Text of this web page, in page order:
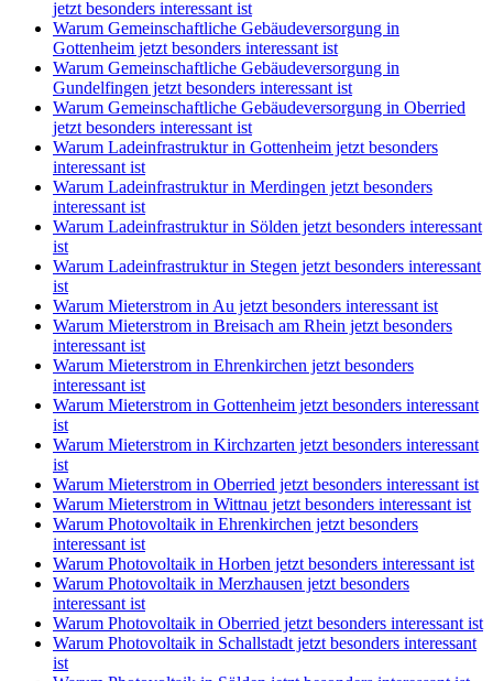
jetzt besonders interessant ist
Warum Gemeinschaftliche Gebäudeversorgung in
Gottenheim jetzt besonders interessant ist
Warum Gemeinschaftliche Gebäudeversorgung in
Gundelfingen jetzt besonders interessant ist
Warum Gemeinschaftliche Gebäudeversorgung in Oberried
jetzt besonders interessant ist
Warum Ladeinfrastruktur in Gottenheim jetzt besonders
interessant ist
Warum Ladeinfrastruktur in Merdingen jetzt besonders
interessant ist
Warum Ladeinfrastruktur in Sölden jetzt besonders interessant
ist
Warum Ladeinfrastruktur in Stegen jetzt besonders interessant
ist
Warum Mieterstrom in Au jetzt besonders interessant ist
Warum Mieterstrom in Breisach am Rhein jetzt besonders
interessant ist
Warum Mieterstrom in Ehrenkirchen jetzt besonders
interessant ist
Warum Mieterstrom in Gottenheim jetzt besonders interessant
ist
Warum Mieterstrom in Kirchzarten jetzt besonders interessant
ist
Warum Mieterstrom in Oberried jetzt besonders interessant ist
Warum Mieterstrom in Wittnau jetzt besonders interessant ist
Warum Photovoltaik in Ehrenkirchen jetzt besonders
interessant ist
Warum Photovoltaik in Horben jetzt besonders interessant ist
Warum Photovoltaik in Merzhausen jetzt besonders
interessant ist
Warum Photovoltaik in Oberried jetzt besonders interessant ist
Warum Photovoltaik in Schallstadt jetzt besonders interessant
ist